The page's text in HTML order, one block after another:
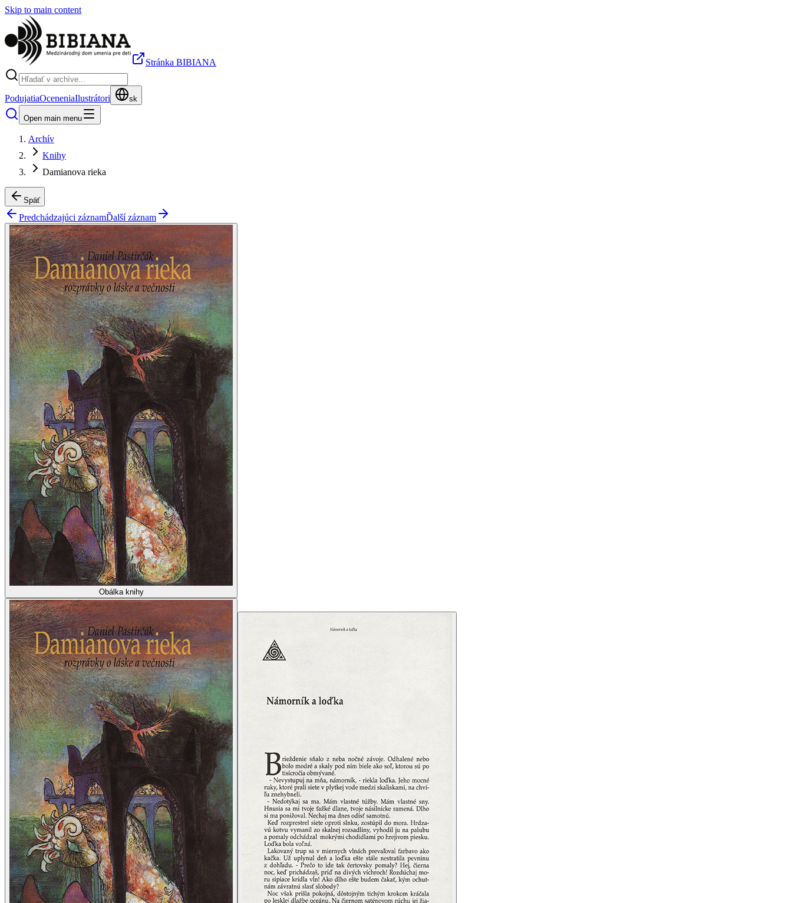
Skip to main content
Stránka BIBIANA
PodujatiaOceneniaIlustrátori sk
Open main menu
Archív
Knihy
Damianova rieka
Späť
Predchádzajúci záznamĎalší záznam
Obálka knihy